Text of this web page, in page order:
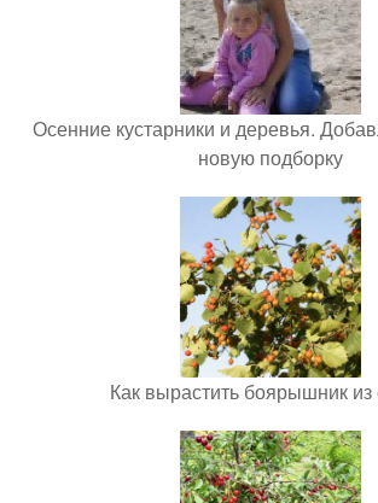
Осенние кустарники и деревья.
новую подборку
Как вырастить боярышник